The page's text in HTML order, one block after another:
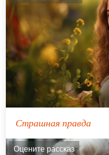
Страшная правда
Оцените рассказ